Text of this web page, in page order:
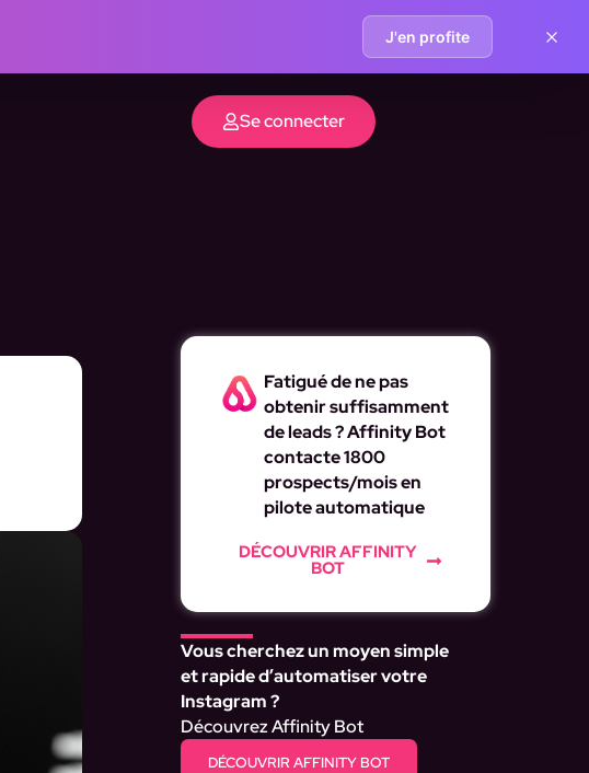
Se connecter
J'en profite
Fatigué de ne pas
obtenir suffisamment
de leads ? Affinity Bot
contacte 1800
prospects/mois en
pilote automatique
DÉCOUVRIR AFFINITY
BOT
Vous cherchez un moyen simple
et rapide d’automatiser votre
Instagram ?
Découvrez Affinity Bot
DÉCOUVRIR AFFINITY BOT